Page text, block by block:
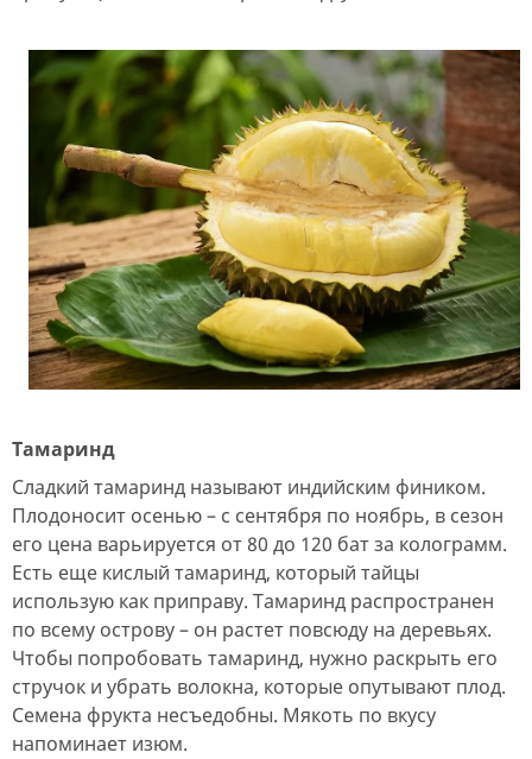
Тамаринд
Сладкий тамаринд называют индийским фиником.
Плодоносит осенью – с сентября по ноябрь, в сезон
его цена варьируется от 80 до 120 бат за колограмм.
Есть еще кислый тамаринд, который тайцы
использую как приправу. Тамаринд распространен
по всему острову – он растет повсюду на деревьях.
Чтобы попробовать тамаринд, нужно раскрыть его
стручок и убрать волокна, которые опутывают плод.
Семена фрукта несъедобны. Мякоть по вкусу
напоминает изюм.